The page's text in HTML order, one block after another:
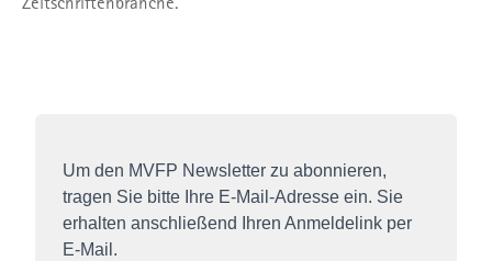
Um den MVFP Newsletter zu abonnieren,
tragen Sie bitte Ihre E-Mail-Adresse ein. Sie
erhalten anschließend Ihren Anmeldelink per
E-Mail.